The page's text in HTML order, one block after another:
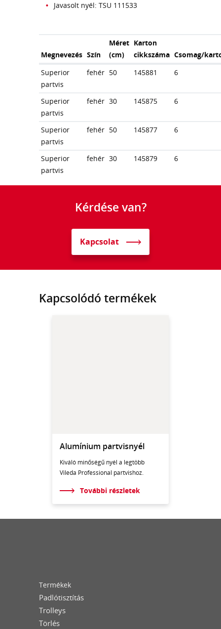
Javasolt nyél: TSU 111533
Megnevezés Szín
Méret
(cm)
Karton
cikkszáma Csomag/
Superior
partvis
fehér 50 145881 6
Superior
partvis
fehér 30 145875 6
Superior
partvis
fehér 50 145877 6
Superior
partvis
fehér 30 145879 6
Kérdése van?
Kapcsolat
Kapcsolódó termékek
Alumínium partvisnyél
Kiváló minőségű nyél a legtöbb
Vileda Professional partvishoz.
További részletek
Termékek
Padlótisztítás
Trolleys
Törlés